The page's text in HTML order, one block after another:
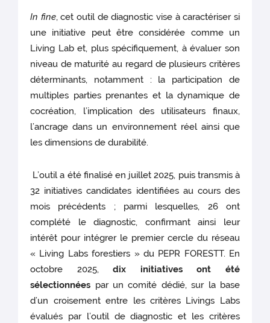
In fine, cet outil de diagnostic vise à caractériser si
une initiative peut être considérée comme un
Living Lab et, plus spécifiquement, à évaluer son
niveau de maturité au regard de plusieurs critères
déterminants, notamment : la participation de
multiples parties prenantes et la dynamique de
cocréation, l’implication des utilisateurs finaux,
l’ancrage dans un environnement réel ainsi que
les dimensions de durabilité.
L’outil a été finalisé en juillet 2025, puis transmis à
32 initiatives candidates identifiées au cours des
mois précédents ; parmi lesquelles, 26 ont
complété le diagnostic, confirmant ainsi leur
intérêt pour intégrer le premier cercle du réseau
« Living Labs forestiers » du PEPR FORESTT. En
octobre 2025,dix initiatives ont été
sélectionnées par un comité dédié, sur la base
d’un croisement entre les critères Livings Labs
évalués par l’outil de diagnostic et les critères